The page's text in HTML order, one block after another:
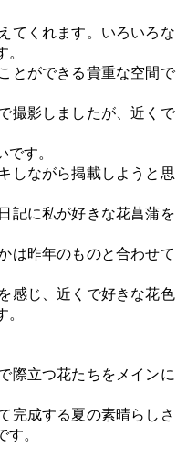
てくれます。いろいろな
とができる貴重な空間で
撮影しましたが、近くで
す。
しながら掲載しようと思
記に私が好きな花菖蒲を
は昨年のものと合わせて
感じ、近くで好きな花色
際立つ花たちをメインに
完成する夏の素晴らしさ
。